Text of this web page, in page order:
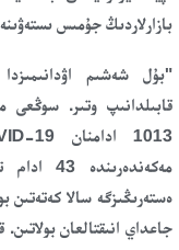
بازارلاردىڭ جۇمىس
"بۇل شەشىم اۋدانىمىزدا
قابىلدانىپ وتىر. سوڭعى
ەستەرىڭىزگە سالا كەتەتىن
جاعداي انىقتالعان